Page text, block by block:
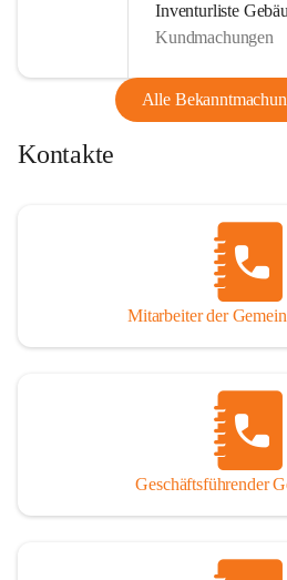
Inventurliste
Kundmachungen
Alle
Kontakte
Mitarbeiter der
Geschäftsführender